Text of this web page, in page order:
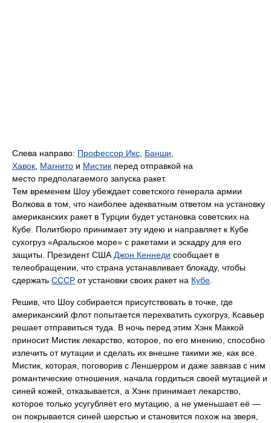
Слева направо: Профессор Икс Банши
Хавок Магнито и Мистик перед отправкой на
место предполагаемого запуска ракет.
Тем временем Шоу убеждает советского генерала армии
Волкова в том, что наиболее адекватным ответом на установку
американских ракет в Турции будет установка советских на
Кубе. Политбюро принимает эту идею и направляет к Кубе
сухогруз «Аральское море» с ракетами и эскадру для его
защиты. Президент США Джон Кеннеди сообщает в
телеобращении, что страна устанавливает блокаду, чтобы
сдержать СССР от установки своих ракет на Кубе
Решив, что Шоу собирается присутствовать в точке, где
американский флот попытается перехватить сухогруз, Ксавьер
решает отправиться туда. В ночь перед этим Хэнк Маккой
приносит Мистик лекарство, которое, по его мнению, способно
излечить от мутации и сделать их внешне такими же, как все.
Мистик, которая, поговорив с Леншерром и даже завязав с ним
романтические отношения, начала гордиться своей мутацией и
синей кожей, отказывается, а Хэнк принимает лекарство,
которое только усугубляет его мутацию, а не уменьшает её —
он покрывается синей шерстью и становится похож на зверя,